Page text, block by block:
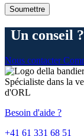
Un conseil
Nous contacter
Spécialiste dans la
d'ORL
Besoin d'aide ?
+41 61 331 68 51